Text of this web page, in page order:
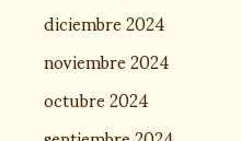
diciembre 2024
noviembre 2024
octubre 2024